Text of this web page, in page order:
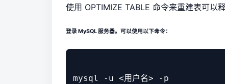
使用 OPTIMIZE TABLE 命令来重建表可以
登录 MySQL 服务器。可以使用以下命令：